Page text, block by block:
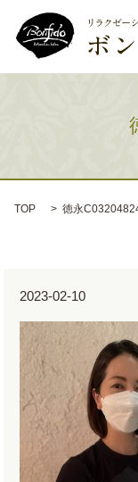
TOP 徳永
2023-02-10